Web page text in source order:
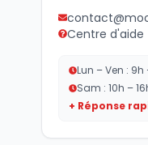
Centre d'aide
Lun – Ven : 9h
Sam : 10h –
+ Réponse